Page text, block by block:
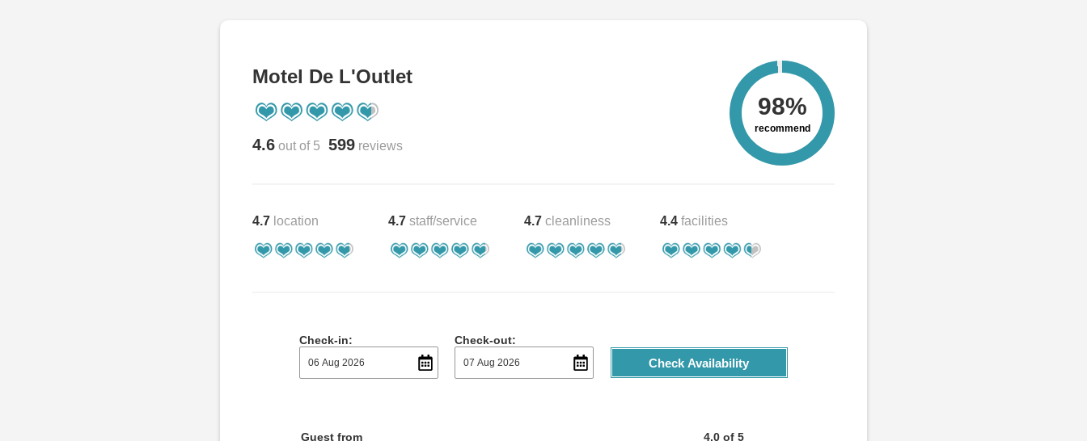
Motel De L'Outlet
4.6 out of 5 599 reviews
98%
recommend
4.7 location 4.7 staff/service 4.7 cleanliness 4.4 facilities
Check-in: Check-out:
Check Availability
Guest from
4.0 of 5